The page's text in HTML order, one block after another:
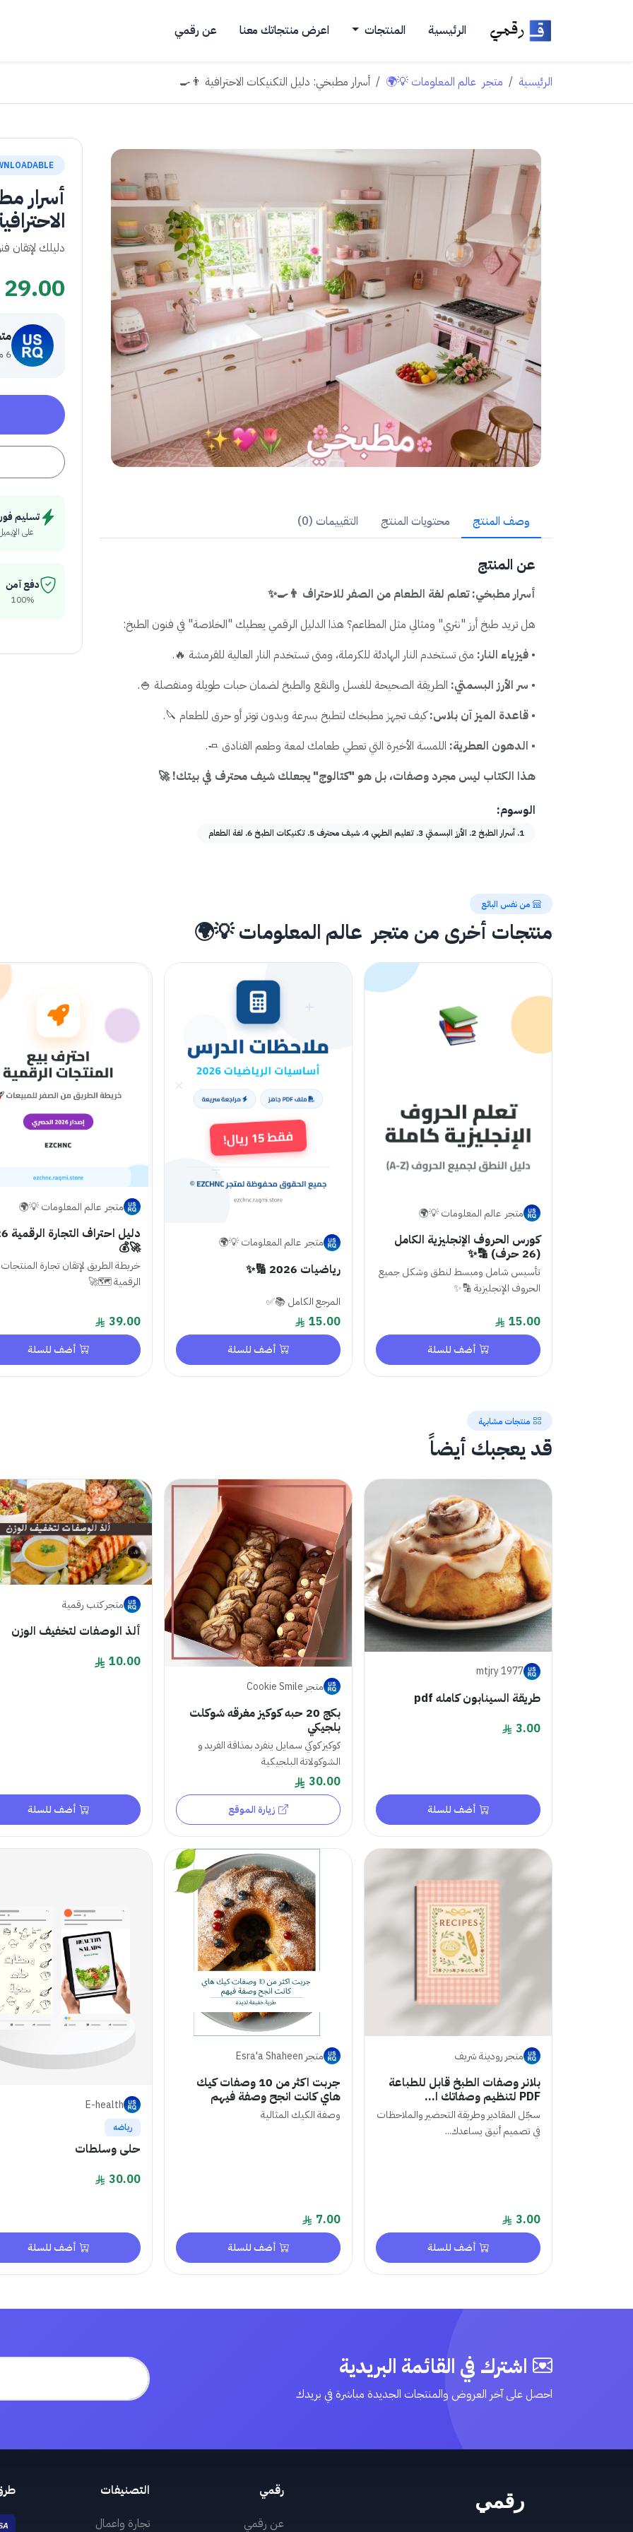
الرئيسية المنتجات اعرض منتجاتك معنا عن رقمي
الرئيسية متجر ‏ عالم المعلومات 💡🌍 أسرار مطبخي: دليل التكنيكات الاحترافية 👨‍🍳
وصف المنتج محتويات المنتج التقييمات (0)
عن المنتج
أسرار مطبخي: تعلم لغة الطعام من الصفر للاحتراف 👨‍🍳✨
هل تريد طبخ أرز "نثري" ومثالي مثل المطاعم؟ هذا الدليل الرقمي يعطيك "الخلاصة" في فنون الطبخ:
• فيزياء النار: متى تستخدم النار الهادئة للكرملة، ومتى تستخدم النار العالية للقرمشة 🔥.
• سر الأرز البسمتي: الطريقة الصحيحة للغسل والنقع والطبخ لضمان حبات طويلة ومنفصلة 🍚.
• قاعدة الميز آن بلاس:كيف تجهز مطبخك لتطبخ بسرعة وبدون توتر أو حرق للطعام 🔪.
• الدهون العطرية: اللمسة الأخيرة التي تعطي طعامك لمعة وطعم الفنادق 🧈.
هذا الكتاب ليس مجرد وصفات، بل هو "كتالوج" يجعلك شيف محترف في بيتك! 🚀
الوسوم:
1. أسرار الطبخ 2. الأرز البسمتي 3. تعليم الطهي 4. شيف محترف 5. تكنيكات الطبخ 6. لغة الطعام
أسرار
دليلك لإتقان
29.00
6 منتج
تسليم
على
دفع آمن
100%
من نفس البائع
منتجات أخرى من متجر ‏ عالم المعلومات 💡🌍
متجر ‏ عالم المعلومات 💡🌍
كورس الحروف الإنجليزية الكامل
(26 حرف) 🔡✨
تأسيس شامل ومبسط لنطق وشكل جميع
الحروف الإنجليزية 🔡✨
15.00
أضف للسلة
متجر ‏ عالم المعلومات 💡🌍
رياضيات 2026 🔢✨
المرجع الكامل 📚✅
15.00
أضف للسلة
متجر ‏ عالم المعلومات 💡🌍
دليل
🚀💰
خريطة الطريق لإتقان تجارة المنتجات
الرقمية 🗺️🚀
39.00
أضف للسلة
منتجات مشابهة
قد يعجبك أيضاً
mtjry 1977
طريقة السينابون كامله pdf
3.00
أضف للسلة
متجر Cookie Smile
بكج 20 حبه كوكيز مغرقه شوكلت
بلجيكي
كوكيز كوكي سمايل ينفرد بمذاقة الفريد و
الشوكولاتة البلجيكية
30.00
زيارة الموقع
متجر كتب رقمية
ألذ الوصفات لتخفيف الوزن
10.00
أضف للسلة
متجر رودينة شريف
بلانر وصفات الطبخ قابل للطباعة
PDF لتنظيم وصفاتك ا...
سجّل المقادير وطريقة التحضير والملاحظات
في تصميم أنيق يساعدك...
3.00
أضف للسلة
متجر Esra'a Shaheen
جربت اكثر من 10 وصفات كيك
هاي كانت انجح وصفة فيهم
وصفة الكيك المثالية
7.00
أضف للسلة
E-health
رياضه
حلى وسلطات
30.00
أضف للسلة
اشترك في القائمة البريدية
احصل على آخر العروض والمنتجات الجديدة مباشرة في بريدك
رقمي
عن رقمي
التصنيفات
تجارة واعمال